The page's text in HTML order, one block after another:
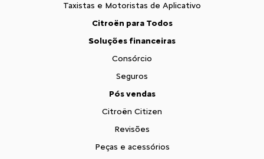
Taxistas e Motoristas de Aplicativo
Citroën para Todos
Soluções financeiras
Consórcio
Seguros
Pós vendas
Citroën Citizen
Revisões
Peças e acessórios